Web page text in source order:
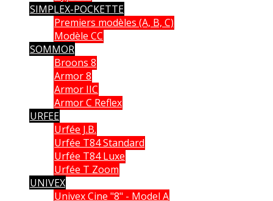
SIMPLEX-POCKETTE
Premiers modèles (A, B, C)
Modèle CC
SOMMOR
Broons 8
Armor 8
Armor IIC
Armor C Reflex
URFEE
Urfée J.B.
Urfée T84 Standard
Urfée T84 Luxe
Urfée T Zoom
UNIVEX
Univex Cine "8" - Model A